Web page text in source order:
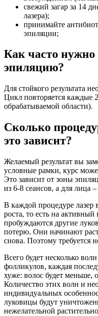
свежий загар за 14
лазера);
принимайте
эпиляции;
Как часто нужно
эпиляцию?
Для стойкого результата
Цикл повторяется каждые
обрабатываемой области).
Сколько
это зависит?
Желаемый результат вы
условные рамки, курс
Это зависит от зоны
из 6-8 сеансов, а для лица
В каждой процедуре лазер
роста, то есть на
пробуждаются другие
потерю. Они начинают
снова. Поэтому требуется
Всего будет несколько
фолликулов, каждая
хуже: волос будет меньше,
Количество этих волн и
индивидуальных
луковицы будут
нежелательной